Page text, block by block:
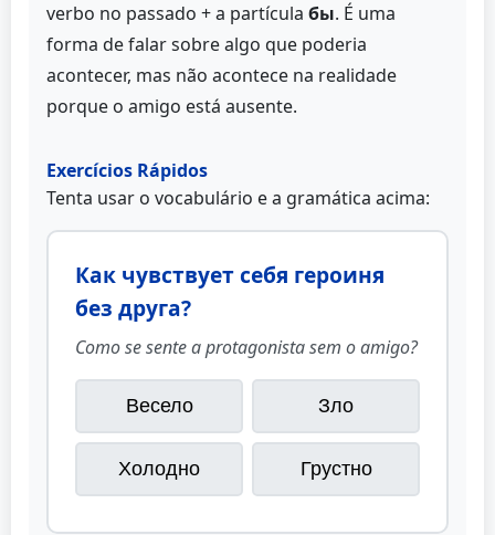
verbo no passado + a partícula бы. É uma
forma de falar sobre algo que poderia
acontecer, mas não acontece na realidade
porque o amigo está ausente.
Exercícios Rápidos
Tenta usar o vocabulário e a gramática acima:
Как чувствует себя героиня
без друга?
Como se sente a protagonista sem o amigo?
Весело Зло
Холодно Грустно